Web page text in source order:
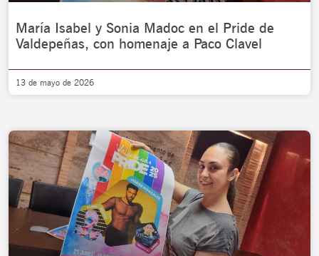
María Isabel y Sonia Madoc en el Pride de
Valdepeñas, con homenaje a Paco Clavel
13 de mayo de 2026